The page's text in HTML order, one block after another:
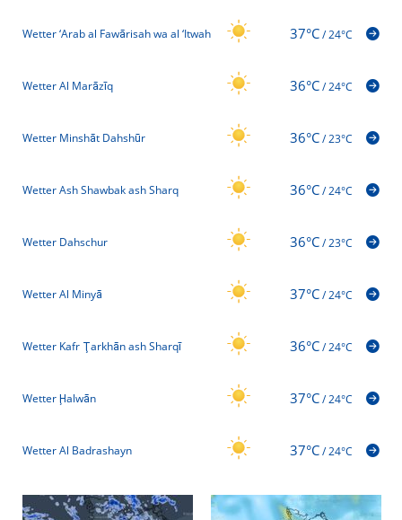
Wetter ‘Arab al Fawārisah wa al ‘Itwah 37°C/24°C
Wetter Al Marāzīq 36°C/24°C
Wetter Minshāt Dahshūr 36°C/23°C
Wetter Ash Shawbak ash Sharq 36°C/24°C
Wetter Dahschur 36°C/23°C
Wetter Al Minyā 37°C/24°C
Wetter Kafr Ţarkhān ash Sharqī 36°C/24°C
Wetter Ḩalwān 37°C/24°C
Wetter Al Badrashayn 37°C/24°C